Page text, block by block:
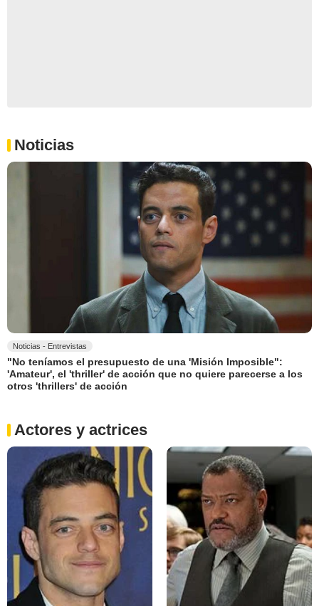
Noticias
Noticias - Entrevistas
"No teníamos el presupuesto de una 'Misión Imposible":
'Amateur', el 'thriller' de acción que no quiere parecerse a los
otros 'thrillers' de acción
Actores y actrices